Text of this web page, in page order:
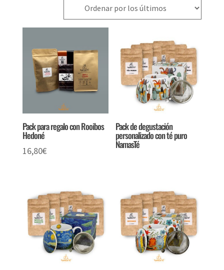
los
Pack para regalo con Rooibos
Hedoné
16,80€
Pack de degustación
personalizado con té puro
NamasTé